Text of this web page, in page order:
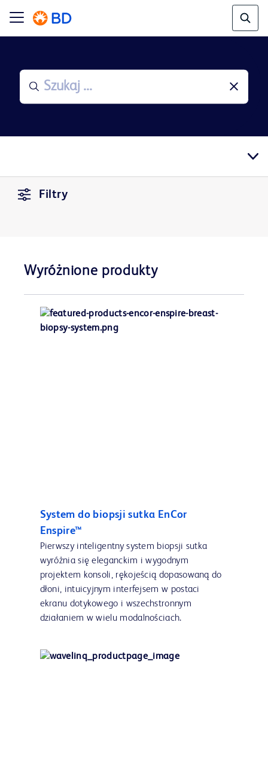
Filtry
Wyróżnione produkty
System do biopsji sutka EnCor
Enspire™
Pierwszy inteligentny system biopsji sutka
wyróżnia się eleganckim i wygodnym
projektem konsoli, rękojeścią dopasowaną do
dłoni, intuicyjnym interfejsem w postaci
ekranu dotykowego i wszechstronnym
działaniem w wielu modalnościach.